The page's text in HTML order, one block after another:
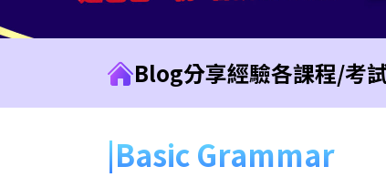
Blog分享經驗各課程/考
Basic Grammar